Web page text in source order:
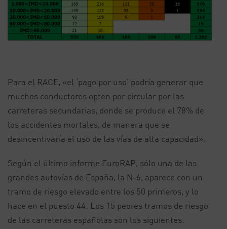
Para el RACE, «el ‘pago por uso’ podría generar que
muchos conductores opten por circular por las
carreteras secundarias, donde se produce el 78% de
los accidentes mortales, de manera que se
desincentivaría el uso de las vías de alta capacidad».
Según el último informe EuroRAP, sólo una de las
grandes autovías de España, la N-6, aparece con un
tramo de riesgo elevado entre los 50 primeros, y lo
hace en el puesto 44. Los 15 peores tramos de riesgo
de las carreteras españolas son los siguientes: